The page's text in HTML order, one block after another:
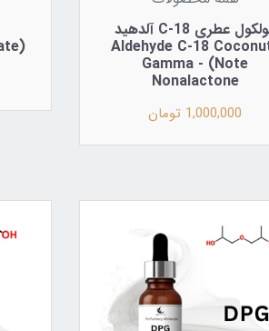
مولکول عطری C-18 آلدهید
(Aldehyde C-18
Note) - Gamma
Nonalactone
1,000,000 تومان
(Isopropyl Myristate) IPM